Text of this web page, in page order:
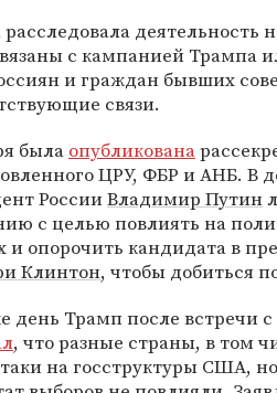
деятельность
с кампанией Трампа
и граждан бывших
связи.
была опубликована
ЦРУ, ФБР и АНБ. В
РоссииВладимир Путин
с целью повлиять на
и опорочить кандидата в
Клинтон, чтобы добиться
день Трамп после встречи
, что разные страны, в том
на госструктуры США,